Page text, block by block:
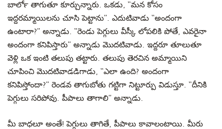
బార్‍లో తాగుతూ కూర్చున్నారు. ఒకడు, ‘‘మన కోసం
ఇద్దరమ్మాయిలను చూసి పెట్టాను’’. ఎదుటివాడు ‘‘అందంగా
ఉంటారా?’’ అన్నాడు. ‘‘రెండు పెగ్గులు వీస్కీ లోపలికి పోతే, ఎవరైనా
అందంగా కనిపిస్తారు’’ అన్నాడు మొదటివాడు. ఇద్దరూ తూలుతూ
వెళ్లి ఒక ఇంటి తలుపు తట్టారు. తలుపు తెరచిన అమ్మాయిని
చూపించి మొదటివాడడిగాడు, ‘‘ఎలా ఉంది? అందంగా
కనిపిస్తోందా?’’ రెండవ తాగుబోతు గట్టిగా నిట్టూర్పు విడుస్తూ. ‘‘దీనికి
పెగ్గులు సరిపోవు. పీపాలు తాగాలి’’ అన్నాడు.
మీ బాధలూ అంతే! పెగ్గులు తాగితే, పీపాలు కావాలంటాయి. మీరు